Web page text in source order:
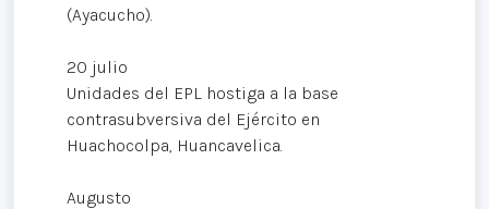
(Ayacucho).
20 julio
Unidades del EPL hostiga a la base
contrasubversiva del Ejército en
Huachocolpa, Huancavelica.
Augusto